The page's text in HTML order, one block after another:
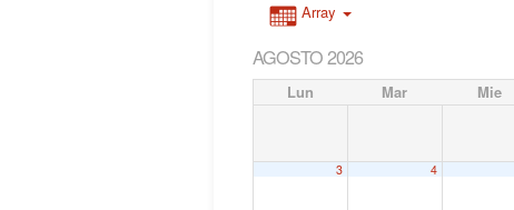
Array
AGOSTO 2026
Lun Mar Mie
3 4